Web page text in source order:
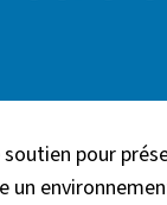
pour
un